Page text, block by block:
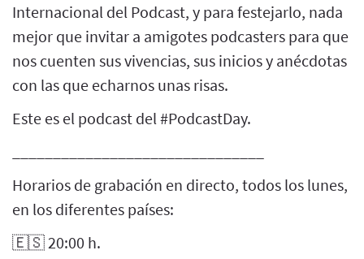
Internacional del Podcast, y para festejarlo, nada
mejor que invitar a amigotes podcasters para que
nos cuenten sus vivencias, sus inicios y anécdotas
con las que echarnos unas risas.
Este es el podcast del #PodcastDay.
Horarios de grabación en directo, todos los lunes,
en los diferentes países:
🇪🇸 20:00 h.